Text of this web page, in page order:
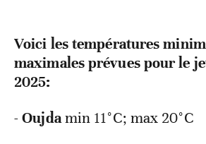
Voici les températures
maximales prévues pour le
2025:
-Oujdamin 11°C; max 20°C